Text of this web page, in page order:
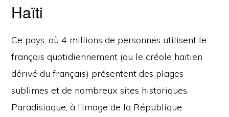
Haïti
Ce pays, où 4 millions de personnes utilisent le
français quotidiennement (ou le créole haïtien
dérivé du français) présentent des plages
sublimes et de nombreux sites historiques.
Paradisiaque, à l’image de la République